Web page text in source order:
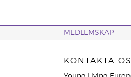
MEDLEMSKAP
KONTAKTA